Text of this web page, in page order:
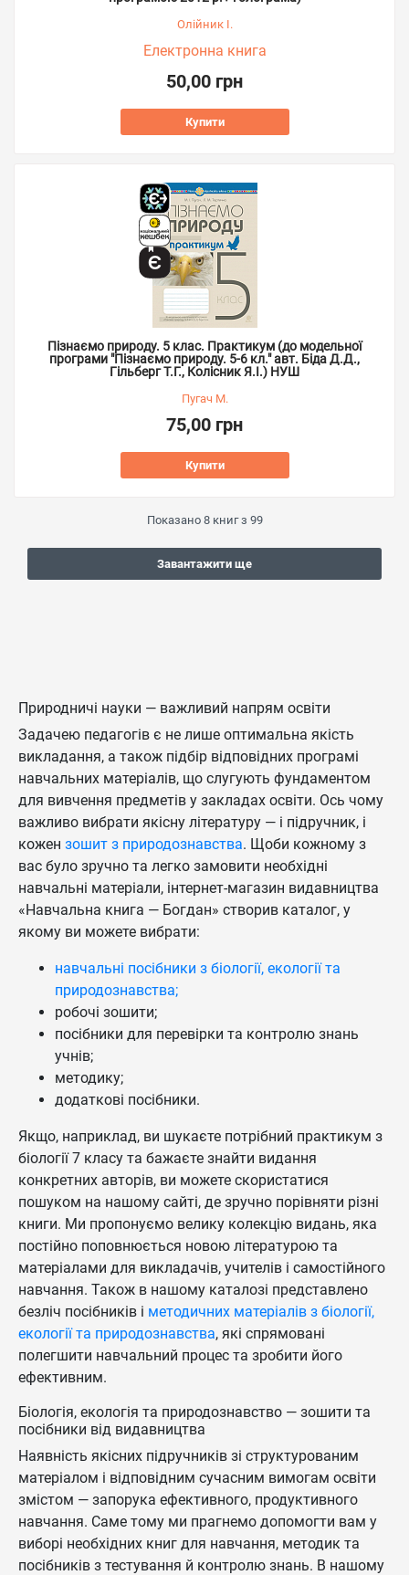
Олійник І.
Електронна книга
50,00 грн
Купити
Пізнаємо природу. 5 клас. Практикум (до модельної
програми "Пізнаємо природу. 5-6 кл." авт. Біда Д.Д.,
Гільберг Т.Г., Колісник Я.І.) НУШ
Пугач М.
75,00 грн
Купити
Показано 8книг з 99
Завантажити ще
Природничі науки — важливий напрям освіти
Задачею педагогів є не лише оптимальна якість
викладання, а також підбір відповідних програмі
навчальних матеріалів, що слугують фундаментом
для вивчення предметів у закладах освіти. Ось чому
важливо вибрати якісну літературу — і підручник, і
кожен зошит з природознавства. Щоби кожному з
вас було зручно та легко замовити необхідні
навчальні матеріали, інтернет-магазин видавництва
«Навчальна книга — Богдан» створив каталог, у
якому ви можете вибрати:
навчальні посібники з біології, екології та
природознавства;
робочі зошити;
посібники для перевірки та контролю знань
учнів;
методику;
додаткові посібники.
Якщо, наприклад, ви шукаєте потрібний практикум з
біології 7 класу та бажаєте знайти видання
конкретних авторів, ви можете скористатися
пошуком на нашому сайті, де зручно порівняти різні
книги. Ми пропонуємо велику колекцію видань, яка
постійно поповнюється новою літературою та
матеріалами для викладачів, учителів і самостійного
навчання. Також в нашому каталозі представлено
безліч посібників і методичних матеріалів з біології,
екології та природознавства, які спрямовані
полегшити навчальний процес та зробити його
ефективним.
Біологія, екологія та природознавство — зошити та
посібники від видавництва
Наявність якісних підручників зі структурованим
матеріалом і відповідним сучасним вимогам освіти
змістом — запорука ефективного, продуктивного
навчання. Саме тому ми прагнемо допомогти вам у
виборі необхідних книг для навчання, методик та
посібників з тестування й контролю знань. В нашому